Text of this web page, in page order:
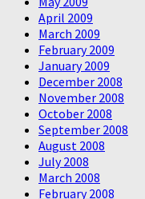
April 2009
March 2009
February 2009
January 2009
December 2008
November 2008
October 2008
September 2008
August 2008
July 2008
March 2008
February 2008